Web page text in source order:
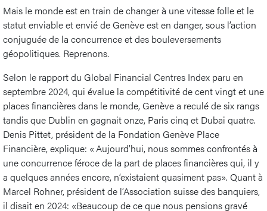
Mais le monde est en train de changer à une vitesse folle et le
statut enviable et envié de Genève est en danger, sous l’action
conjuguée de la concurrence et des bouleversements
géopolitiques. Reprenons.
Selon le rapport du Global Financial Centres Index paru en
septembre 2024, qui évalue la compétitivité de cent vingt et une
places financières dans le monde, Genève a reculé de six rangs
tandis que Dublin en gagnait onze, Paris cinq et Dubai quatre.
Denis Pittet, président de la Fondation Genève Place
Financière, explique: « Aujourd’hui, nous sommes confrontés à
une concurrence féroce de la part de places financières qui, il y
a quelques années encore, n’existaient quasiment pas». Quant à
Marcel Rohner, président de l’Association suisse des banquiers,
il disait en 2024: «Beaucoup de ce que nous pensions gravé